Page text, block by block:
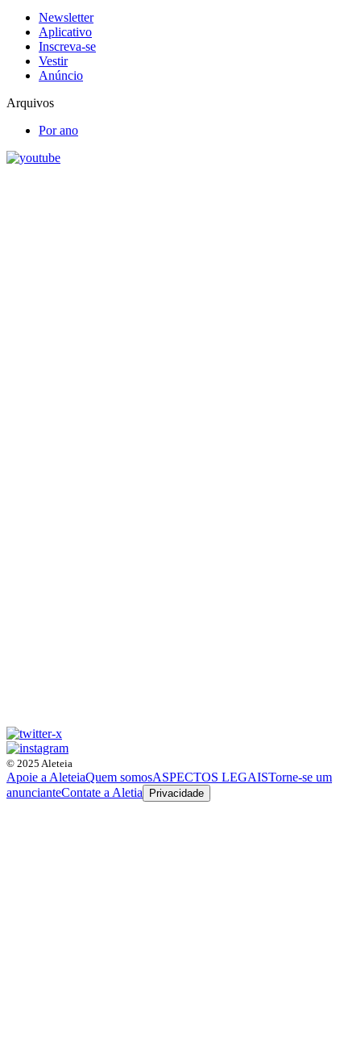
Newsletter
Aplicativo
Inscreva-se
Vestir
Anúncio
Arquivos
Por ano
© 2025 Aleteia
Apoie a AleteiaQuem somosASPECTOS LEGAISTorne-se um
anuncianteContate a Aletia Privacidade